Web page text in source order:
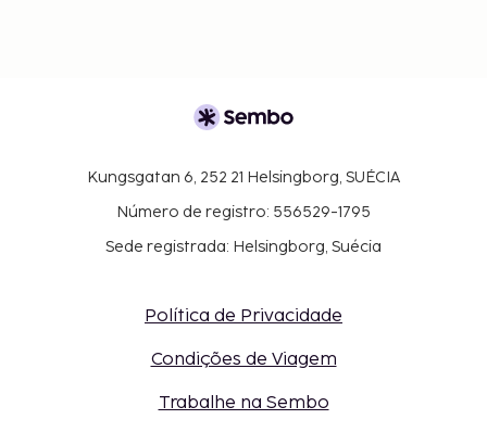
Kungsgatan 6, 252 21 Helsingborg, SUÉCIA
Número de registro: 556529-1795
Sede registrada: Helsingborg, Suécia
Política de Privacidade
Condições de Viagem
Trabalhe na Sembo